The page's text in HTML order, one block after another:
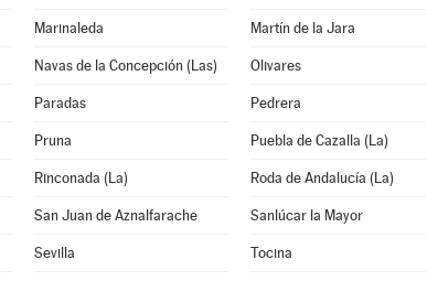
Marinaleda Martín de la Jara
Navas de la Concepción (Las) Olivares
Paradas Pedrera
Pruna Puebla de Cazalla (La)
Rinconada (La) Roda de Andalucía (La)
San Juan de Aznalfarache Sanlúcar la Mayor
Sevilla Tocina